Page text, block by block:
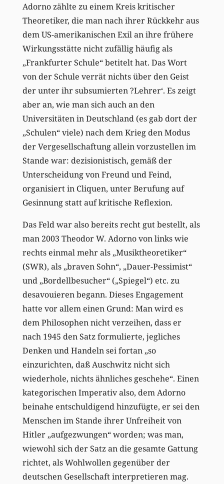
Adorno zählte zu einem Kreis kritischer
Theoretiker, die man nach ihrer Rückkehr aus
dem US-amerikanischen Exil an ihre frühere
Wirkungsstätte nicht zufällig häufig als
„Frankfurter Schule“ betitelt hat. Das Wort
von der Schule verrät nichts über den Geist
der unter ihr subsumierten ?Lehrer‘. Es zeigt
aber an, wie man sich auch an den
Universitäten in Deutschland (es gab dort der
„Schulen“ viele) nach dem Krieg den Modus
der Vergesellschaftung allein vorzustellen im
Stande war: dezisionistisch, gemäß der
Unterscheidung von Freund und Feind,
organisiert in Cliquen, unter Berufung auf
Gesinnung statt auf kritische Reflexion.
Das Feld war also bereits recht gut bestellt, als
man 2003 Theodor W. Adorno von links wie
rechts einmal mehr als „Musiktheoretiker“
(SWR), als „braven Sohn“, „Dauer-Pessimist“
und „Bordellbesucher“ („Spiegel“) etc. zu
desavouieren begann. Dieses Engagement
hatte vor allem einen Grund: Man wird es
dem Philosophen nicht verzeihen, dass er
nach 1945 den Satz formulierte, jegliches
Denken und Handeln sei fortan „so
einzurichten, daß Auschwitz nicht sich
wiederhole, nichts ähnliches geschehe“. Einen
kategorischen Imperativ also, dem Adorno
beinahe entschuldigend hinzufügte, er sei den
Menschen im Stande ihrer Unfreiheit von
Hitler „aufgezwungen“ worden; was man,
wiewohl sich der Satz an die gesamte Gattung
richtet, als Wohlwollen gegenüber der
deutschen Gesellschaft interpretieren mag.